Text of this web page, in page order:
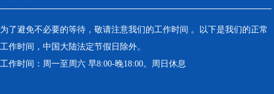
为了避免不必要的等待，敬请注意我们的工作时间 。以下是我们的正常
工作时间，中国大陆法定节假日除外。
工作时间：周一至周六 早8:00-晚18:00。周日休息